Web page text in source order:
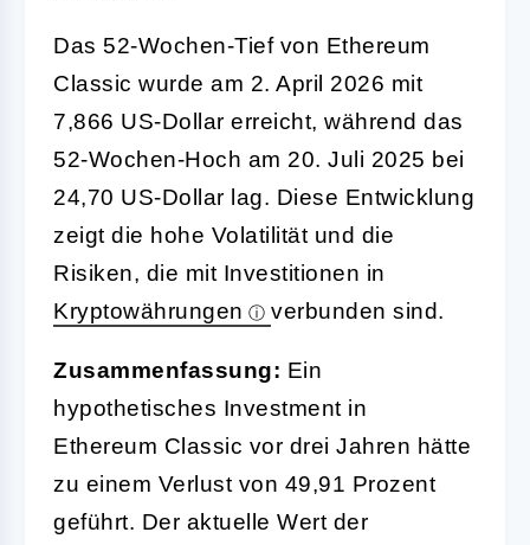
Das 52-Wochen-Tief von Ethereum
Classic wurde am 2. April 2026 mit
7,866 US-Dollar erreicht, während das
52-Wochen-Hoch am 20. Juli 2025 bei
24,70 US-Dollar lag. Diese Entwicklung
zeigt die hohe Volatilität und die
Risiken, die mit Investitionen in
Kryptowährungen
verbunden sind.
Zusammenfassung: Ein
hypothetisches Investment in
Ethereum Classic vor drei Jahren hätte
zu einem Verlust von 49,91 Prozent
geführt. Der aktuelle Wert der